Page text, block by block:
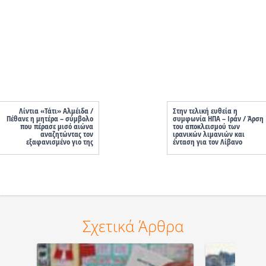
Λίντια «Τάτι» Αλμέιδα /
Πέθανε η μητέρα – σύμβολο
που πέρασε μισό αιώνα
αναζητώντας τον
εξαφανισμένο γιο της
Στην τελική ευθεία η
συμφωνία ΗΠΑ – Ιράν / Άρση
του αποκλεισμού των
ιρανικών λιμανιών και
ένταση για τον Λίβανο
Σχετικά Άρθρα